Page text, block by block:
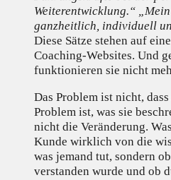
Weiterentwicklung.“
ganzheitlich, individuell
Diese Sätze stehen auf
Coaching-Websites. Und
funktionieren sie nicht
Das Problem ist nicht,
Problem ist, was sie
nicht die Veränderung.
Kunde wirklich von die
was jemand tut, sondern
verstanden wurde und ob